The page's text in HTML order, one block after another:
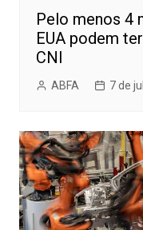
Pelo menos 4
EUA podem
CNI
ABFA 7 de